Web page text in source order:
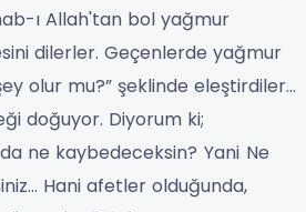
ı Allah'tan bol yağmur
dilerler. Geçenlerde yağmur
olur mu?” şeklinde eleştirdiler…
doğuyor. Diyorum ki;
ne kaybedeceksin? Yani Ne
Hani afetler olduğunda,